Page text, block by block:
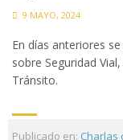
9 MAYO, 2024
En días anteriores
sobre Seguridad
Tránsito.
Publicado en: Charlas